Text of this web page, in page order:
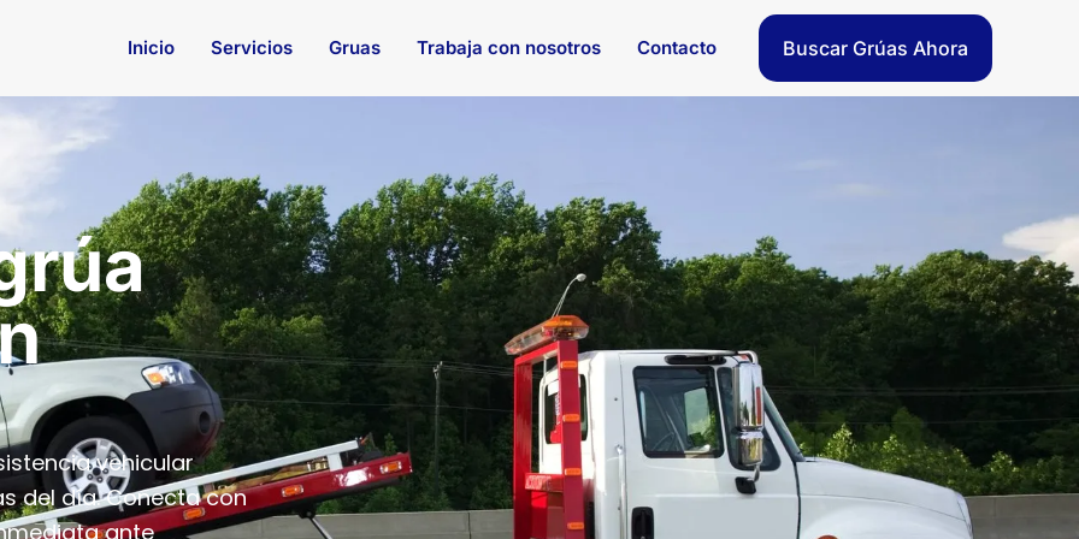
Inicio Servicios Gruas Trabaja con nosotros Contacto Buscar Grúas Ahora
vehicular
del día. Conecta con
ante